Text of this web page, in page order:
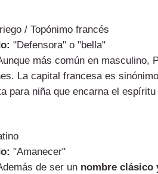
/ Topónimo francés
"Defensora" o "bella"
más común en masculino,
La capital francesa es
para niña que encarna el
"Amanecer"
de ser un nombre clásico